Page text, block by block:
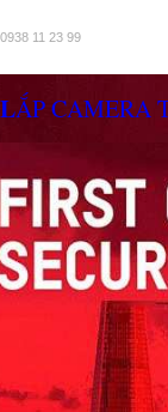
0938 11 23 99
LẮP CAMERA